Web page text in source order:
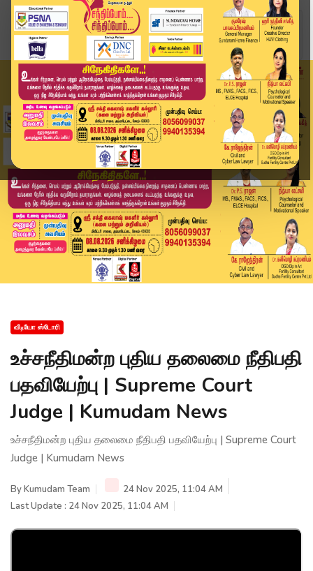
Home
வீடியோ ஸ்டோரி
உச்சநீதிமன்ற புதிய தலைமை நீதிபதி பதவியேற்பு | S...
வீடியோ ஸ்டோரி
உச்சநீதிமன்ற புதிய தலைமை நீதிபதி
பதவியேற்பு | Supreme Court
Judge | Kumudam News
உச்சநீதிமன்ற புதிய தலைமை நீதிபதி பதவியேற்பு | Supreme Court
Judge | Kumudam News
ByKumudam Team
24 Nov 2025, 11:04 AM
Last Update : 24 Nov 2025, 11:04 AM